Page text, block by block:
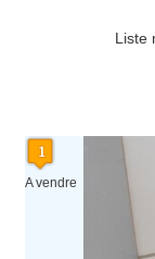
Limousin
Lorraine
Martinique
Midi Pyrenees -
Liste
A vendre